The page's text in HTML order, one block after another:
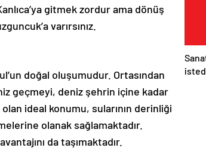
gitmek zordur ama dönüş
varırsınız.
doğal oluşumudur. Ortasından
geçmeyi, deniz şehrin içine kadar
ideal konumu, sularının derinliği
olanak sağlamaktadır.
da taşımaktadır.